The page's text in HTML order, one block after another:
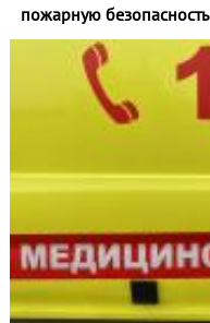
пожарную безопасность